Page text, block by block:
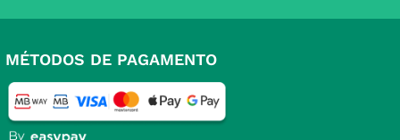
MÉTODOS DE PAGAMENTO